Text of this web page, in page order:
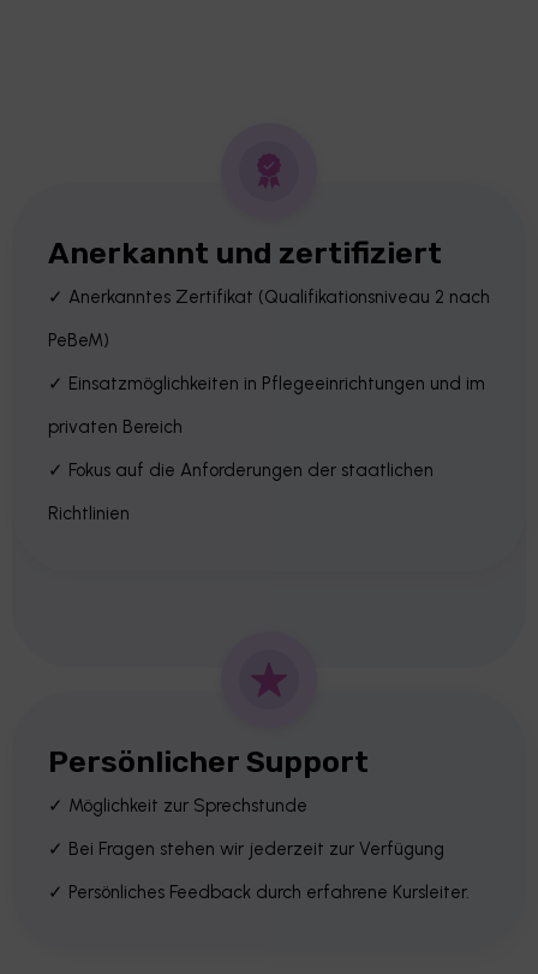
Anerkannt und zertifiziert
✓ Anerkanntes Zertifikat (Qualifikationsniveau 2 nach
PeBeM)
✓ Einsatzmöglichkeiten in Pflegeeinrichtungen und im
privaten Bereich
✓ Fokus auf die Anforderungen der staatlichen
Richtlinien
Persönlicher Support
✓ Möglichkeit zur Sprechstunde
✓ Bei Fragen stehen wir jederzeit zur Verfügung
✓ Persönliches Feedback durch erfahrene Kursleiter.